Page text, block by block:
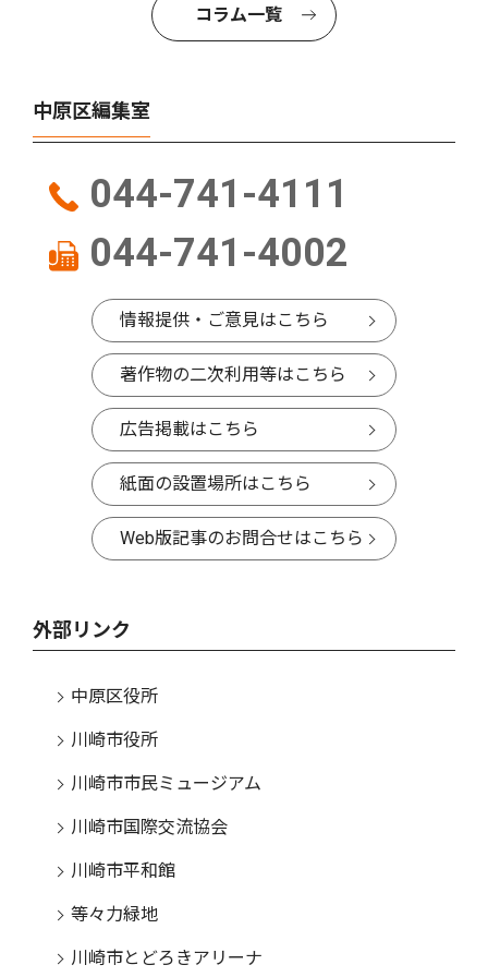
コラム一覧
中原区編集室
044-741-4111
044-741-4002
情報提供・ご意見はこちら
著作物の二次利用等はこちら
広告掲載はこちら
紙面の設置場所はこちら
Web版記事のお問合せはこちら
外部リンク
中原区役所
川崎市役所
川崎市市民ミュージアム
川崎市国際交流協会
川崎市平和館
等々力緑地
川崎市とどろきアリーナ